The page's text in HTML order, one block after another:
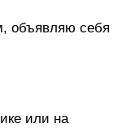
объявляю себя
или на